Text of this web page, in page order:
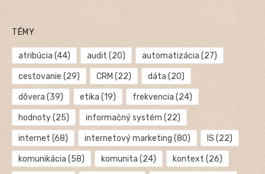
TÉMY
atribúcia (44) audit (20) automatizácia (27)
cestovanie (29) CRM (22) dáta (20)
dôvera (39) etika (19) frekvencia (24)
hodnoty(25) informačný systém (22)
internet (68) internetový marketing (80) IS (22)
komunikácia (58) komunita (24) kontext (26)